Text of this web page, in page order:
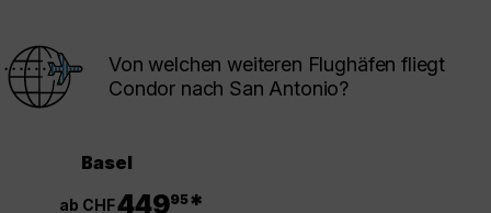
Von welchen weiteren Flughäfen fliegt
Condor nach San Antonio?
Basel
ab CHF44995*